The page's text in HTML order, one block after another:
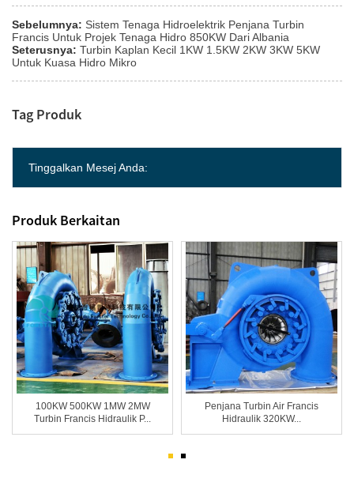
Sebelumnya: Sistem Tenaga Hidroelektrik Penjana Turbin
Francis Untuk Projek Tenaga Hidro 850KW Dari Albania
Seterusnya: Turbin Kaplan Kecil 1KW 1.5KW 2KW 3KW 5KW
Untuk Kuasa Hidro Mikro
Tag Produk
Tinggalkan Mesej Anda:
Produk Berkaitan
100KW 500KW 1MW 2MW
Turbin Francis Hidraulik P...
Penjana Turbin Air Francis
Hidraulik 320KW...